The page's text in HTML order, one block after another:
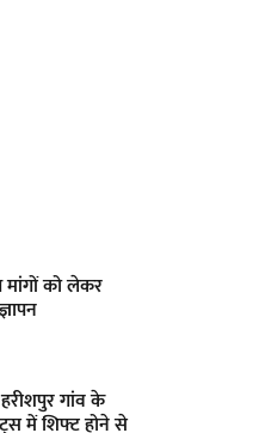
मांगों को लेकर
गांव के
में शिफ्ट होने से